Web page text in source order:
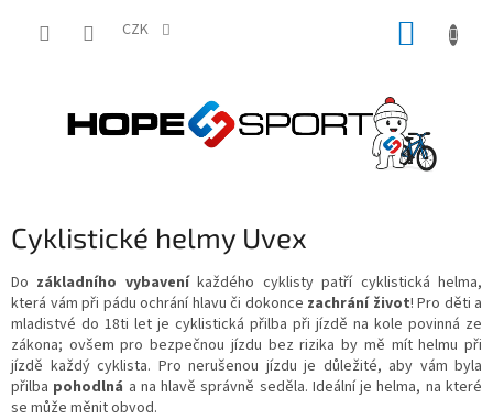
CZK
Cyklistické helmy Uvex
Do základního vybaveníkaždého cyklisty patří cyklistická helma,
která vám při pádu ochrání hlavu či dokonce zachrání život! Pro děti a
mladistvé do 18ti let je cyklistická přilba při jízdě na kole povinná ze
zákona; ovšem pro bezpečnou jízdu bez rizika by mě mít helmu při
jízdě každý cyklista. Pro nerušenou jízdu je důležité, aby vám byla
přilba pohodlná a na hlavě správně seděla. Ideální je helma, na které
se může měnit obvod.